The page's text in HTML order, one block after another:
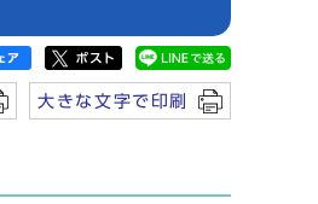
大きな文字で印刷